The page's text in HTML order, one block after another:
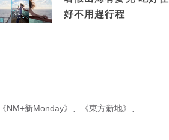
好不用趕行程
《NM+新Monday》 《東方新地》